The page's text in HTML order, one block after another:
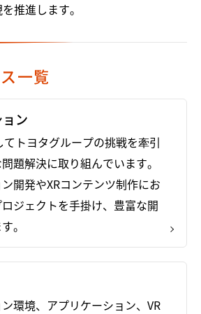
推進します。
一覧
ン
てトヨタグループの挑戦を牽引
題解決に取り組んでいます。
開発やXRコンテンツ制作にお
ジェクトを手掛け、豊富な開
。
環境、アプリケーション、VR